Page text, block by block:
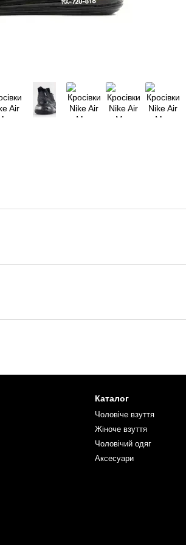
Каталог
Чоловiче взуття
Жіноче взуття
Чоловiчий одяг
Аксесуари